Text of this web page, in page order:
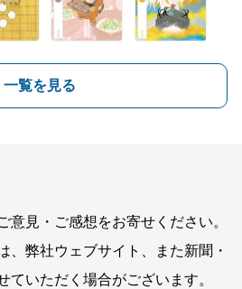
一覧を見る
意見・ご感想をお寄せください。
、弊社ウェブサイト、また新聞・
ていただく場合がございます。